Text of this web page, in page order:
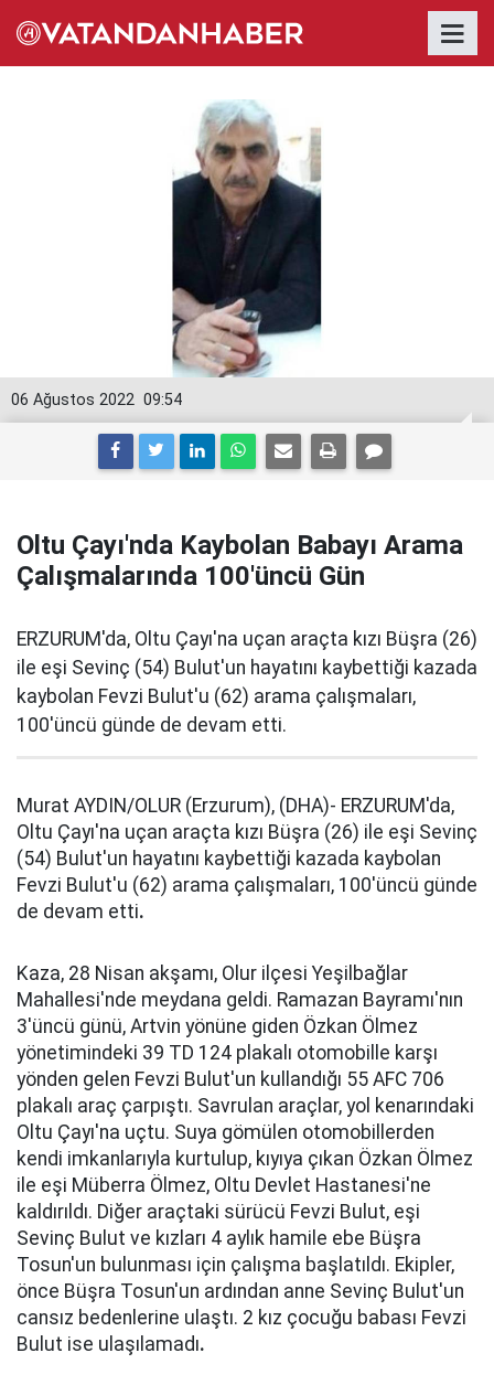
09:54
06 Ağustos 2022
Oltu Çayı'nda Kaybolan Babayı Arama
Çalışmalarında 100'üncü Gün
ERZURUM'da, Oltu Çayı'na uçan araçta kızı Büşra (26)
ile eşi Sevinç (54) Bulut'un hayatını kaybettiği kazada
kaybolan Fevzi Bulut'u (62) arama çalışmaları,
100'üncü günde de devam etti.
Murat AYDIN/OLUR (Erzurum), (DHA)- ERZURUM'da,
Oltu Çayı'na uçan araçta kızı Büşra (26) ile eşi Sevinç
(54) Bulut'un hayatını kaybettiği kazada kaybolan
Fevzi Bulut'u (62) arama çalışmaları, 100'üncü günde
de devam etti.
Kaza, 28 Nisan akşamı, Olur ilçesi Yeşilbağlar
Mahallesi'nde meydana geldi. Ramazan Bayramı'nın
3'üncü günü, Artvin yönüne giden Özkan Ölmez
yönetimindeki 39 TD 124 plakalı otomobille karşı
yönden gelen Fevzi Bulut'un kullandığı 55 AFC 706
plakalı araç çarpıştı. Savrulan araçlar, yol kenarındaki
Oltu Çayı'na uçtu. Suya gömülen otomobillerden
kendi imkanlarıyla kurtulup, kıyıya çıkan Özkan Ölmez
ile eşi Müberra Ölmez, Oltu Devlet Hastanesi'ne
kaldırıldı. Diğer araçtaki sürücü Fevzi Bulut, eşi
Sevinç Bulut ve kızları 4 aylık hamile ebe Büşra
Tosun'un bulunması için çalışma başlatıldı. Ekipler,
önce Büşra Tosun'un ardından anne Sevinç Bulut'un
cansız bedenlerine ulaştı. 2 kız çocuğu babası Fevzi
Bulut ise ulaşılamadı.